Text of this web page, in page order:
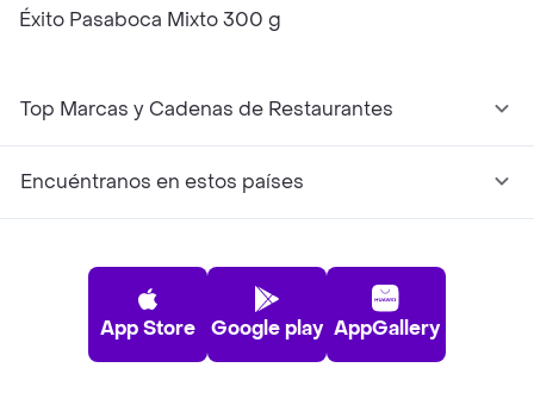
Éxito Pasaboca Mixto 300 g
Top Marcas y Cadenas de Restaurantes
Encuéntranos en estos países
App Store Google play AppGallery